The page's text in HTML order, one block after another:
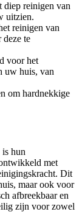
diep reinigen van
uitzien.
reinigen van
deze te
voor het
uw huis, van
om hardnekkige
is hun
met
Dit
maar ook voor
afbreekbaar en
zijn voor zowel